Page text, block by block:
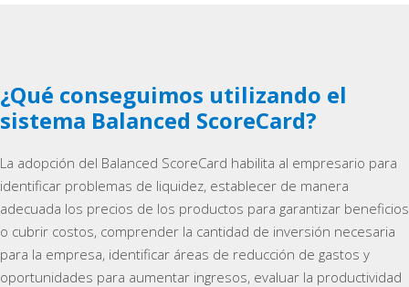
¿Qué conseguimos utilizando el
sistema Balanced ScoreCard?
La adopción del Balanced ScoreCard habilita al empresario para
identificar problemas de liquidez, establecer de manera
adecuada los precios de los productos para garantizar beneficios
o cubrir costos, comprender la cantidad de inversión necesaria
para la empresa, identificar áreas de reducción de gastos y
oportunidades para aumentar ingresos, evaluar la productividad